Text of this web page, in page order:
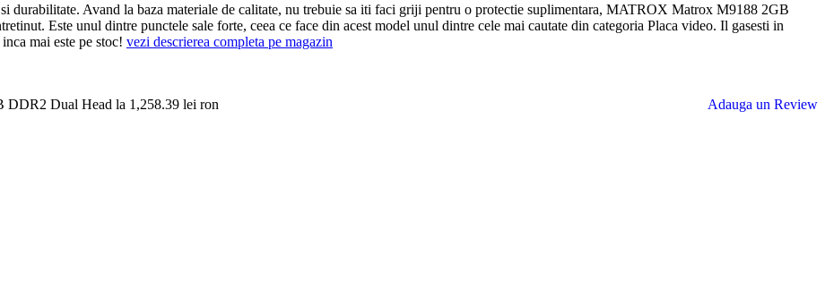
durabilitate. Avand la baza materiale de calitate, nu trebuie sa iti faci griji pentru o protectie suplimentara, MATROX Matrox M9188 2GB
Este unul dintre punctele sale forte, ceea ce face din acest model unul dintre cele mai cautate din categoria Placa video. Il gasesti in
mai este pe stoc! vezi descrierea completa pe magazin
Adauga un Review